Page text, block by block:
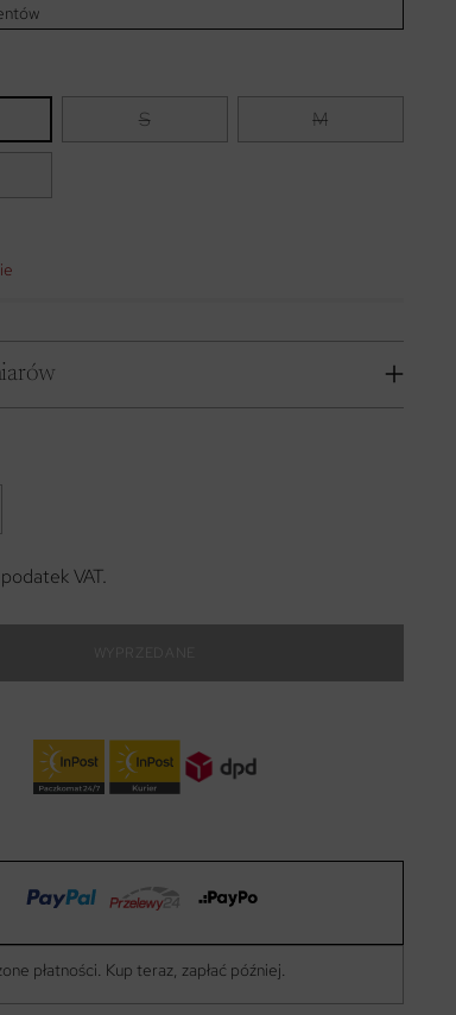
S M
VAT.
płatności. Kup teraz, zapłać później.